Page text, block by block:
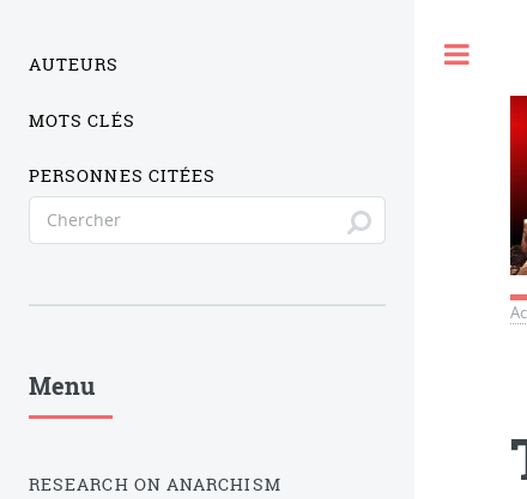
AUTEURS
MOTS CLÉS
PERSONNES CITÉES
Menu
RESEARCH ON ANARCHISM